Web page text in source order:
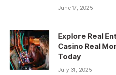
June 17, 2025
Explore Real
Casino Real
Today
July 31, 2025